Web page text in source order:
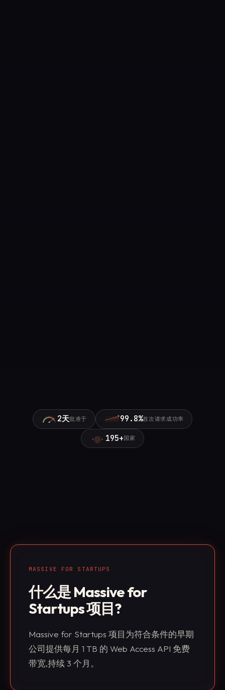
2天批准于 99.8%首次请求成功率
195+ 国家
MASSIVE FOR STARTUPS
什么是 Massive for
Startups 项目?
Massive for Startups 项目为符合条件的早期
公司提供每月 1 TB 的 Web Access API 免费
带宽,持续 3 个月。